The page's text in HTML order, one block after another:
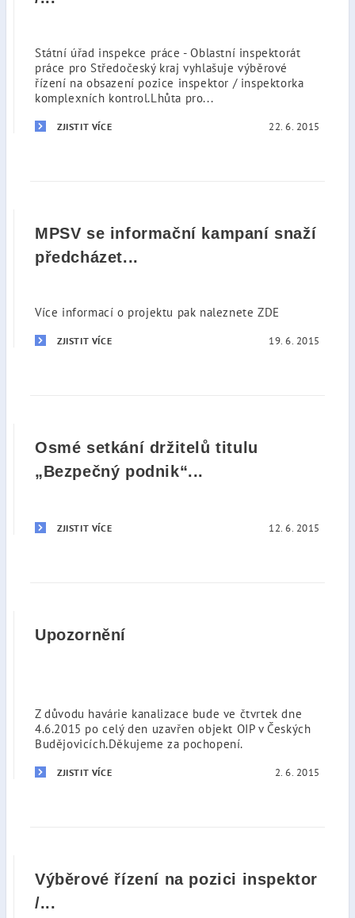
Státní úřad inspekce práce - Oblastní inspektorát
práce pro Středočeský kraj vyhlašuje výběrové
řízení na obsazení pozice inspektor / inspektorka
komplexních kontrol.Lhůta pro...
ZJISTIT VÍCE 22. 6. 2015
MPSV se informační kampaní snaží
předcházet...
Více informací o projektu pak naleznete ZDE
ZJISTIT VÍCE 19. 6. 2015
Osmé setkání držitelů titulu
„Bezpečný podnik“...
ZJISTIT VÍCE 12. 6. 2015
Upozornění
Z důvodu havárie kanalizace bude ve čtvrtek dne
4.6.2015 po celý den uzavřen objekt OIP v Českých
Budějovicích.Děkujeme za pochopení.
ZJISTIT VÍCE 2. 6. 2015
Výběrové řízení na pozici inspektor
/...